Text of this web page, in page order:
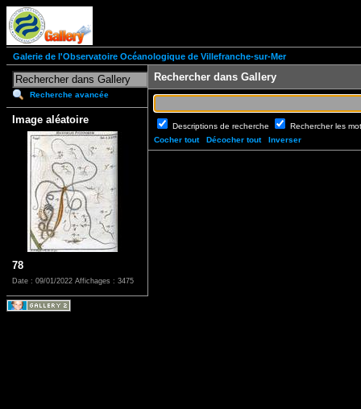
Galerie de l'Observatoire Océanologique de Villefranche-sur-Mer
Recherche avancée
Image aléatoire
78
Date : 09/01/2022 Affichages : 3475
Rechercher dans Gallery
Descriptions de recherche
Rechercher les
Cocher tout
Décocher tout Inverser